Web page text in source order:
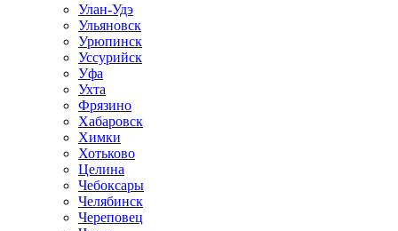
Улан-Удэ
Ульяновск
Урюпинск
Уссурийск
Уфа
Ухта
Фрязино
Хабаровск
Химки
Хотьково
Целина
Чебоксары
Челябинск
Череповец